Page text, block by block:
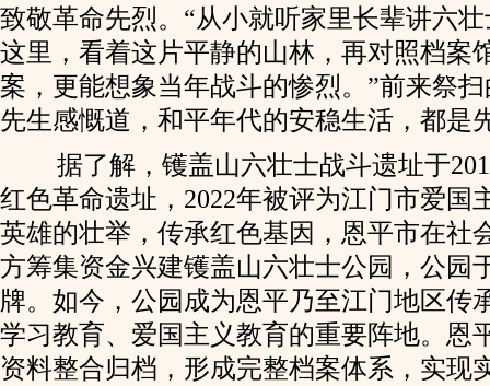
致敬革命先烈。“从小就听家里长辈讲六
这里，看着这片平静的山林，再对照档案
案，更能想象当年战斗的惨烈。”前来祭
先生感慨道，和平年代的安稳生活，都是
据了解，镬盖山六壮士战斗遗址于
红色革命遗址，2022年被评为江门市爱国
英雄的壮举，传承红色基因，恩平市在社
方筹集资金兴建镬盖山六壮士公园，公园
牌。如今，公园成为恩平乃至江门地区传
学习教育、爱国主义教育的重要阵地。恩
资料整合归档，形成完整档案体系，实现